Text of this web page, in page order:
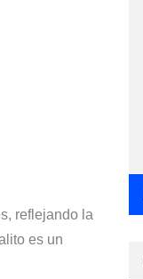
reflejando la
es un